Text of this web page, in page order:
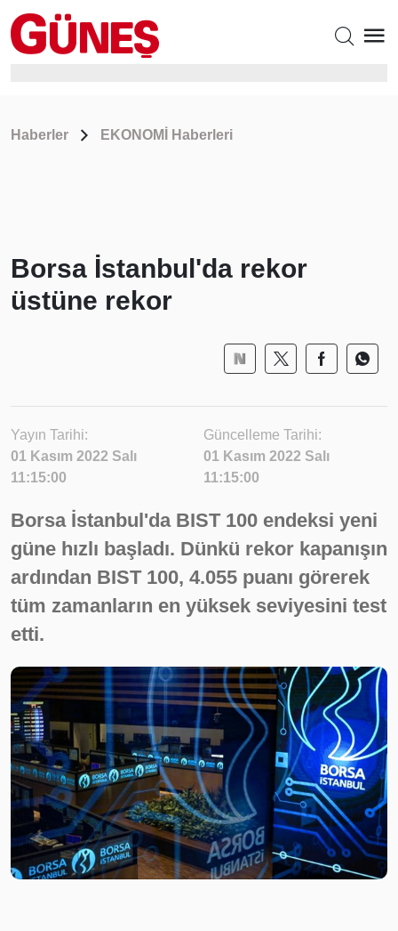
Haberler EKONOMİ Haberleri
Borsa İstanbul'da rekor
üstüne rekor
Yayın Tarihi:
01 Kasım 2022 Salı
11:15:00
Güncelleme Tarihi:
01 Kasım 2022 Salı
11:15:00
Borsa İstanbul'da BIST 100 endeksi yeni
güne hızlı başladı. Dünkü rekor kapanışın
ardından BIST 100, 4.055 puanı görerek
tüm zamanların en yüksek seviyesini test
etti.